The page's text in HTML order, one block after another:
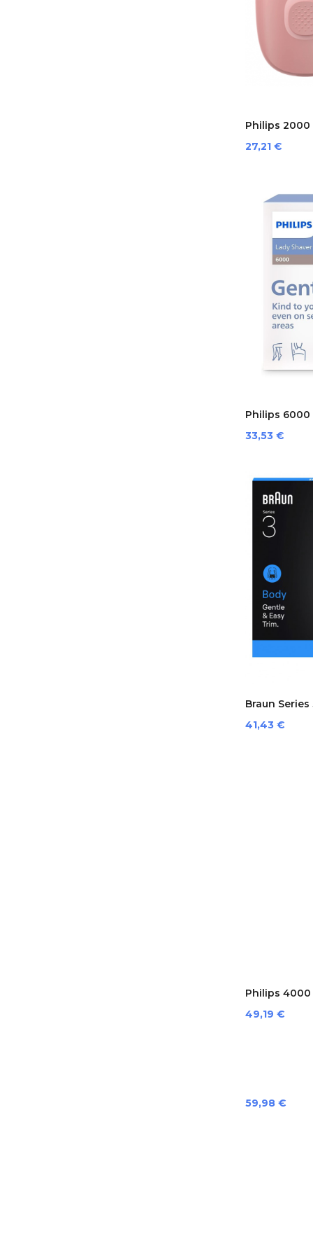
Philips 2000
Preis
27,21 €
Philips 6000
Preis
33,53 €
Braun Series
Preis
41,43 €
Philips 4000
Preis
49,19 €
Preis
59,98 €